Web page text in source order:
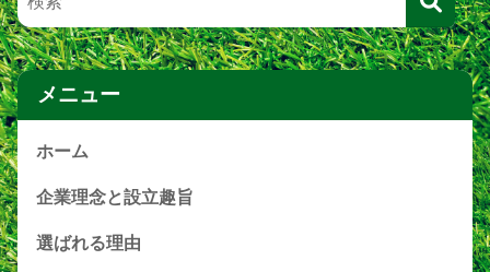
メニュー
ホーム
企業理念と設立趣旨
選ばれる理由